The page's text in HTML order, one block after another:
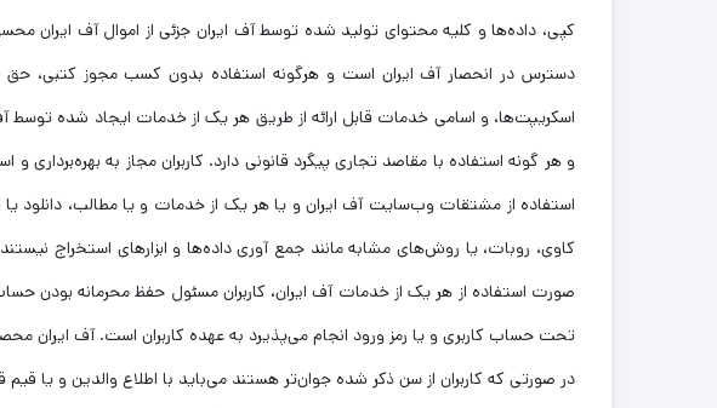
کپی، داده‌ها و کلیه محتوای تولید شده توسط آف ایران جزئی از اموال آف
دسترس در انحصار آف ایران است و هرگونه استفاده بدون کسب مجوز کتبی، حق
اسکریپت‌ها، و اسامی خدمات قابل ارائه از طریق هر یک از خدمات ایجاد شده توسط
و هر گونه استفاده با مقاصد تجاری پیگرد قانونی دارد. کاربران مجاز به
استفاده از مشتقات وب‌سایت آف ایران و یا هر یک از خدمات و یا مطالب، دانلود یا
کاوی، روبات، یا روش‌های مشابه مانند جمع آوری داده‌ها و ابزارهای استخراج
صورت استفاده از هر یک از خدمات آف ایران، کاربران مسئول حفظ محرمانه بودن
در صورتی که کاربران از سن ذکر شده جوان‌تر هستند می‌باید با اطلاع والدین و یا قیم